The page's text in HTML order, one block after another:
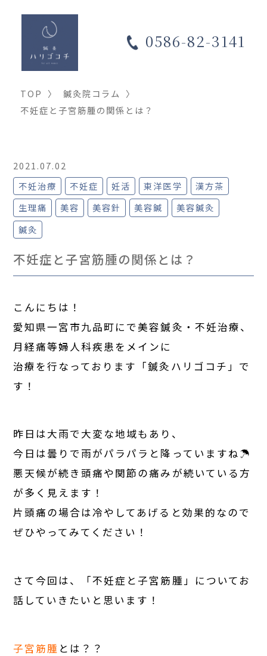
0586-82-3141
TOP 〉 鍼灸院コラム 〉
不妊症と子宮筋腫の関係とは？
2021.07.02
不妊治療
不妊症 妊活 東洋医学
漢方茶
生理痛
美容 美容針 美容鍼
美容鍼灸
鍼灸
不妊症と子宮筋腫の関係とは？
こんにちは！
愛知県一宮市九品町にで美容鍼灸・不妊治療、
月経痛等婦人科疾患をメインに
治療を行なっております「鍼灸ハリゴコチ」で
す！
昨日は大雨で大変な地域もあり、
今日は曇りで雨がパラパラと降っていますね☂
悪天候が続き頭痛や関節の痛みが続いている方
が多く見えます！
片頭痛の場合は冷やしてあげると効果的なので
ぜひやってみてください！
さて今回は、「不妊症と子宮筋腫」についてお
話していきたいと思います！
子宮筋腫 とは？？